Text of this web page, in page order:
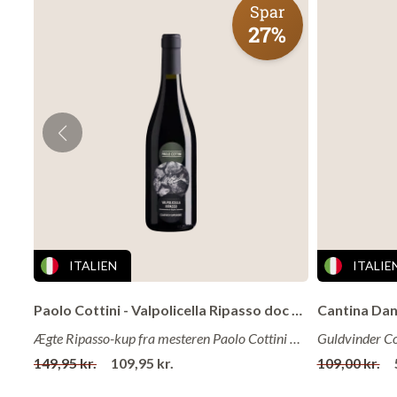
Fantini Group
Fantini Group
1994). Til trods
kvalitetsniveau
millioner flasker.
været forbundet
smukke
Spar
27%
ITALIEN
Paolo Cottini - Valpolicella Ripasso doc Classico Superiore 2021
Ægte Ripasso-kup fra mesteren Paolo Cottini med stor guldmedalje!
149,95 kr.
109,95 kr.
109,00 kr.